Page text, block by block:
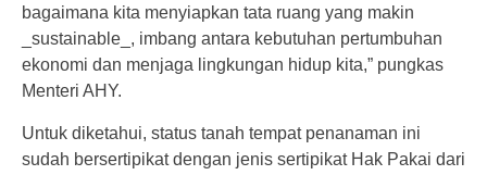
bagaimana kita menyiapkan tata ruang yang makin
_sustainable_, imbang antara kebutuhan pertumbuhan
ekonomi dan menjaga lingkungan hidup kita,” pungkas
Menteri AHY.
Untuk diketahui, status tanah tempat penanaman ini
sudah bersertipikat dengan jenis sertipikat Hak Pakai dari